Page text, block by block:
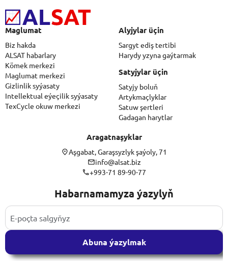
Maglumat
Biz hakda
ALSAT habarlary
Kömek merkezi
Maglumat merkezi
Gizlinlik syýasaty
Intellektual eýeçilik syýasaty
TexCycle okuw merkezi
Alyjylar üçin
Sargyt ediş tertibi
Harydy yzyna gaýtarmak
Satyjylar üçin
Satyjy boluň
Artykmaçlyklar
Satuw şertleri
Gadagan harytlar
Aragatnaşyklar
Aşgabat, Garaşsyzlyk şaýoly, 71
info@alsat.biz
+993-71 89-90-77
Habarnamamyza ýazylyň
Abuna ýazylmak